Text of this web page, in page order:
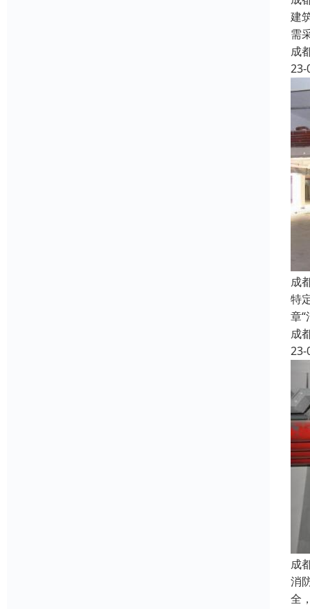
建
需
成
23-
成
特
章
成
23-
成
消
全